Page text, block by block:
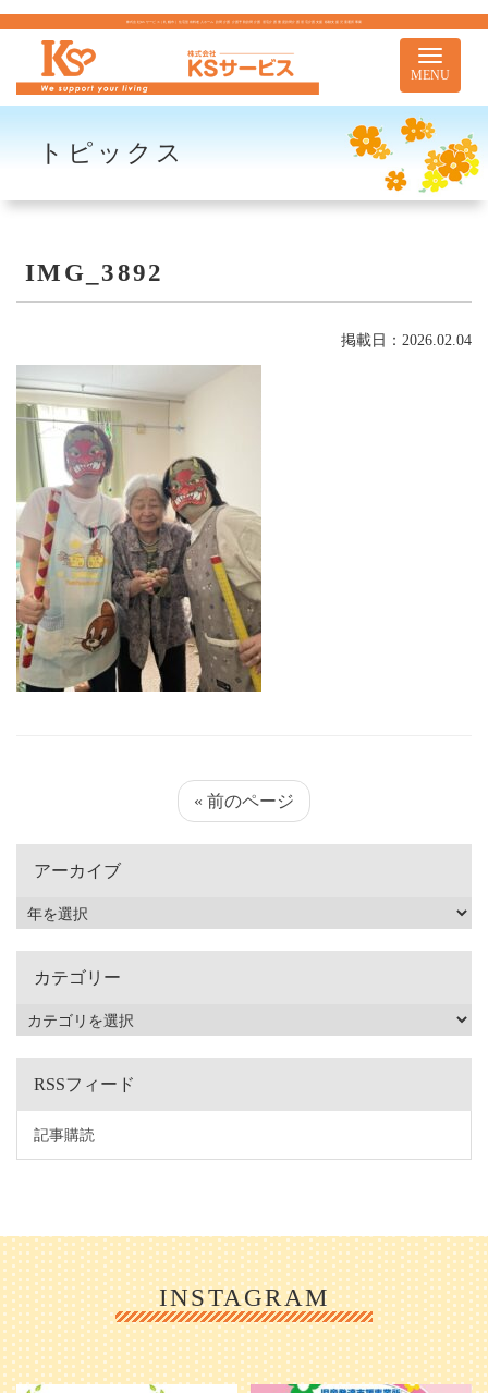
株式会社KSサービス｜札幌市｜住宅型有料老人ホーム 訪問介護 介護予防訪問介護 居宅介護 重度訪問介護 居宅介護支援 移動支援 児童通所事業
Toggle
MENU
トピックス
IMG_3892
掲載日：2026.02.04
« 前のページ
アーカイブ
カテゴリー
RSSフィード
記事購読
INSTAGRAM